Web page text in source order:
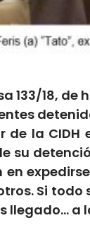
18, de
la
su
Si
llegado… a